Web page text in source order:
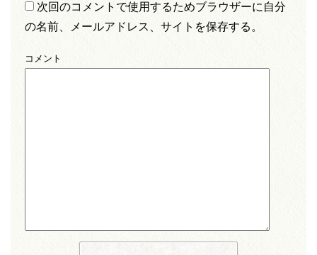
次回のコメントで使用するためブラウザーに自分
の名前、メールアドレス、サイトを保存する。
コメント